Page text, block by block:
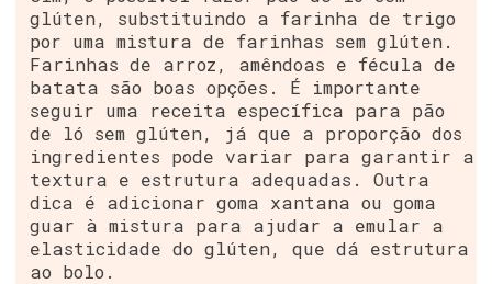
glúten, substituindo a farinha de trigo
por uma mistura de farinhas sem glúten.
Farinhas de arroz, amêndoas e fécula de
batata são boas opções. É importante
seguir uma receita específica para pão
de ló sem glúten, já que a proporção dos
ingredientes pode variar para garantir a
textura e estrutura adequadas. Outra
dica é adicionar goma xantana ou goma
guar à mistura para ajudar a emular a
elasticidade do glúten, que dá estrutura
ao bolo.